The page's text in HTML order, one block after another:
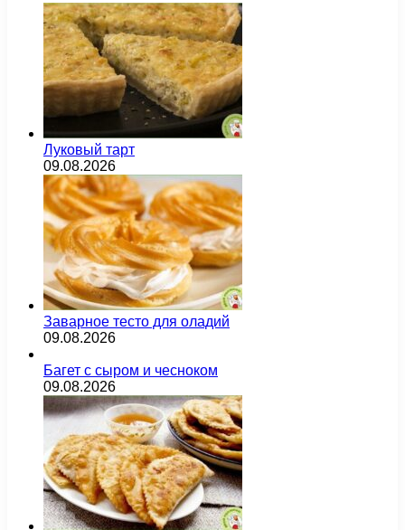
Луковый тарт
09.08.2026
Заварное тесто для оладий
09.08.2026
Багет с сыром и чесноком
09.08.2026